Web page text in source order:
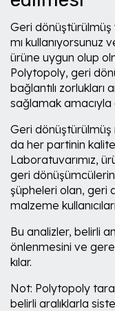
Geri
mı kullanıyorsunuz
ürüne uygun olup
Polytopoly, geri
bağlantılı
sağlamak
Geri
da her partinin
Laboratuvarımız,
geri
şüpheleri olan, geri
malzeme
Bu analizler, belirli
önlenmesini ve
kılar.
Not: Polytopoly
belirli aralıklarla